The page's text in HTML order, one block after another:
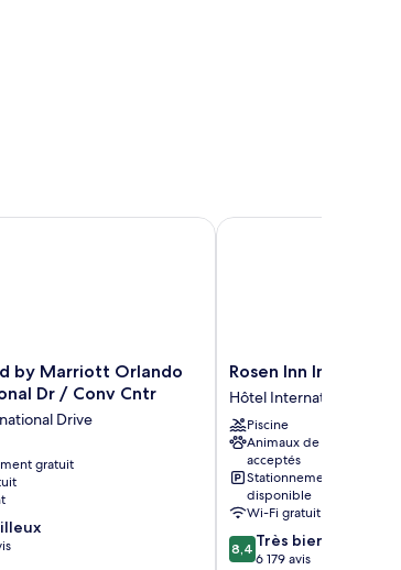
Park
by Marriott Orlando
Dr / Conv Cntr
Drive
gratuit
Marriott Orlando International Dr / Conv Cntr
Rosen
Inn
International
Hôtel
International
Drive
Rosen Inn
Hôtel International Drive
Piscine
Animaux de compagnie
acceptés
Stationnement
disponible
Wi-Fi gratuit
8.4
sur
8,4 Très bien
6 179 avis
Rosen Inn International